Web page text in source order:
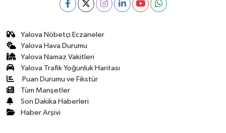
Yalova Nöbetçi Eczaneler
Yalova Hava Durumu
Yalova Namaz Vakitleri
Yalova Trafik Yoğunluk Haritası
Puan Durumu ve Fikstür
Tüm Manşetler
Son Dakika Haberleri
Haber Arşivi